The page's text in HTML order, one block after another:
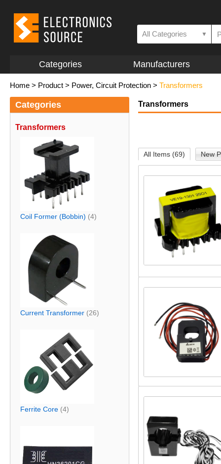
All Categories ▼
Categories Manufacturers
Home > Product > Power, Circuit Protection > Transformers
Categories
Transformers
Coil Former (Bobbin) (4)
Current Transformer (26)
Ferrite Core (4)
Transformers
All Items (69) New